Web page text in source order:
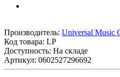
Производитель: Universal Music
Код товара: LP
Доступность: На складе
Артикул: 0602527296692